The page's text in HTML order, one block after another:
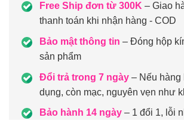
Free Ship đơn từ 300K – Giao
thanh toán khi nhận hàng - COD
Bảo mật thông tin – Đóng hộp
sản phẩm
Đổi trả trong 7 ngày– Nếu hàng
dụng, còn mạc, nguyên vẹn như
Bảo hành 14 ngày– 1 đổi 1, lỗi